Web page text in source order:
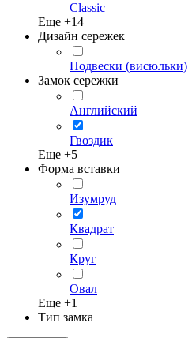
Classic
Еще +14
Дизайн сережек
Подвески (висюльки)
Замок сережки
Английский
Гвоздик
Еще +5
Форма вставки
Изумруд
Квадрат
Круг
Овал
Еще +1
Тип замка